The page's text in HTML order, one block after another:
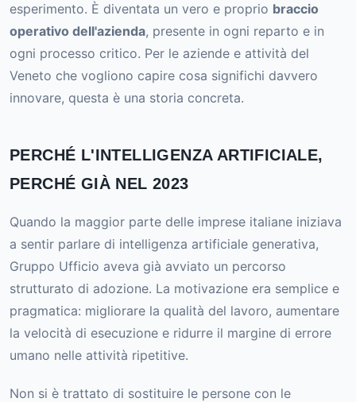
esperimento. È diventata un vero e proprio braccio
operativo dell'azienda, presente in ogni reparto e in
ogni processo critico. Per le aziende e attività del
Veneto che vogliono capire cosa significhi davvero
innovare, questa è una storia concreta.
PERCHÉ L'INTELLIGENZA ARTIFICIALE,
PERCHÉ GIÀ NEL 2023
Quando la maggior parte delle imprese italiane iniziava
a sentir parlare di intelligenza artificiale generativa,
Gruppo Ufficio aveva già avviato un percorso
strutturato di adozione. La motivazione era semplice e
pragmatica: migliorare la qualità del lavoro, aumentare
la velocità di esecuzione e ridurre il margine di errore
umano nelle attività ripetitive.
Non si è trattato di sostituire le persone con le